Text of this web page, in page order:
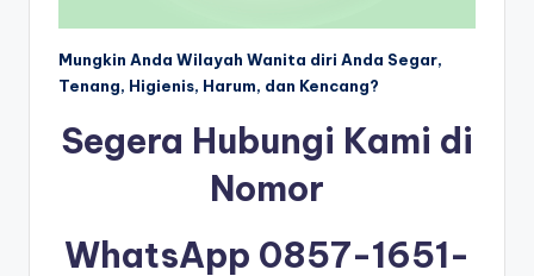
Mungkin Anda Wilayah Wanita diri Anda Segar,
Tenang, Higienis, Harum, dan Kencang?
Segera Hubungi Kami di
Nomor
WhatsApp 0857-1651-